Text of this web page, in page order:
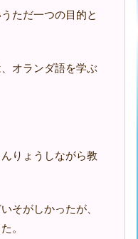
ただ一つの目的と
オランダ語を学ぶ
りょうしながら教
そがしかったが、
。